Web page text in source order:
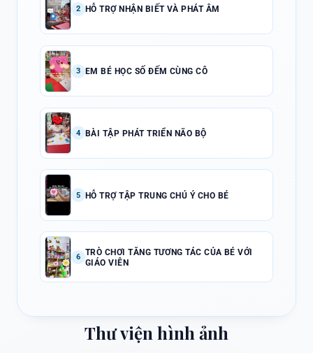
2 HỖ TRỢ NHẬN BIẾT VÀ PHÁT ÂM
3 EM BÉ HỌC SỐ ĐẾM CÙNG CÔ
4 BÀI TẬP PHÁT TRIỂN NÃO BỘ
5 HỖ TRỢ TẬP TRUNG CHÚ Ý CHO BÉ
6 TRÒ CHƠI TĂNG TƯƠNG TÁC CỦA BÉ VỚI
GIÁO VIÊN
Thư viện hình ảnh